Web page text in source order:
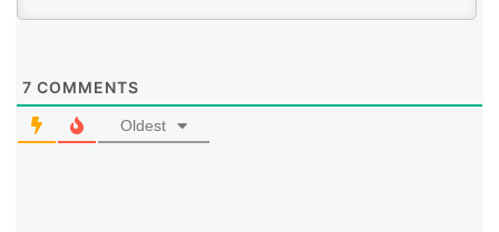
7 COMMENTS
Oldest